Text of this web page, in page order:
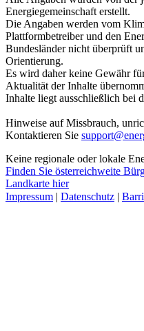
Energiegemeinschaft erstellt.
Die Angaben werden vom
Plattformbetreiber und den
Bundesländer nicht überprüft
Orientierung.
Es wird daher keine Gewähr
Aktualität der Inhalte
Inhalte liegt ausschließlich bei
Hinweise auf Missbrauch,
Kontaktieren Sie
Keine regionale oder lokale
Finden Sie österreichweite
Landkarte hier
Impressum | Datenschutz |